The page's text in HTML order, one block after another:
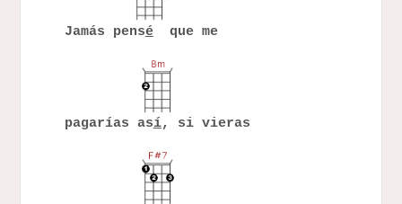
Jamás penséque me
pagarías así, si vieras